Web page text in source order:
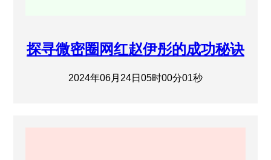
探寻微密圈网红赵伊彤的成功秘诀
2024年06月24日05时00分01秒